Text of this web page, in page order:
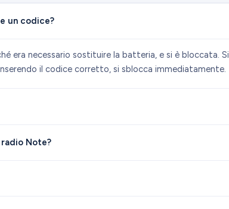
un codice?
era necessario sostituire la batteria, e si è bloccata. Si
il codice corretto, si sblocca immediatamente.
Note?